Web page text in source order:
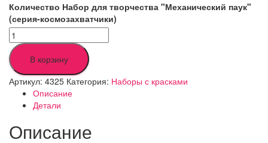
Количество Набор для творчества "Механический паук"
(серия-космозахватчики)
В корзину
Артикул: 4325 Категория: Наборы с красками
Описание
Детали
Описание